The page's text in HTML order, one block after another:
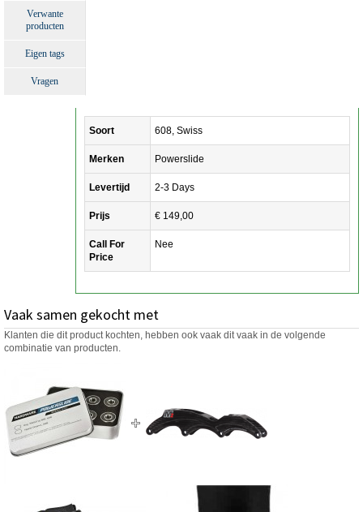
Verwante
producten
Eigen tags
Vragen
Soort 608, Swiss
Merken Powerslide
Levertijd 2-3 Days
Prijs € 149,00
Call For
Price
Nee
Vaak samen gekocht met
Klanten die dit product kochten, hebben ook vaak dit vaak in de volgende
combinatie van producten.